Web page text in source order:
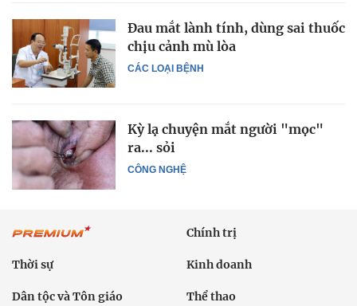
CÁC LOẠI BỆNH
Đau mắt lành tính, dùng sai thuốc
chịu cảnh mù lòa
CÔNG NGHỆ
Kỳ lạ chuyện mắt người "mọc"
ra... sỏi
Chính trị
Thời sự Kinh doanh
Dân tộc và Tôn giáo Thể thao